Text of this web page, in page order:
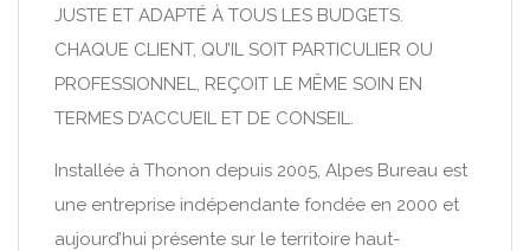
JUSTE ET ADAPTÉ À TOUS LES BUDGETS.
CHAQUE CLIENT, QU’IL SOIT PARTICULIER OU
PROFESSIONNEL, REÇOIT LE MÊME SOIN EN
TERMES D’ACCUEIL ET DE CONSEIL.
Installée à Thonon depuis 2005, Alpes Bureau est
une entreprise indépendante fondée en 2000 et
aujourd’hui présente sur le territoire haut-